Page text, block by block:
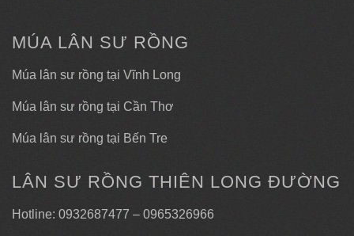
MÚA LÂN SƯ RỒNG
Múa lân sư rồng tại Vĩnh Long
Múa lân sư rồng tại Cần Thơ
Múa lân sư rồng tại Bến Tre
LÂN SƯ RỒNG THIÊN LONG ĐƯỜNG
Hotline: 0932687477 – 0965326966